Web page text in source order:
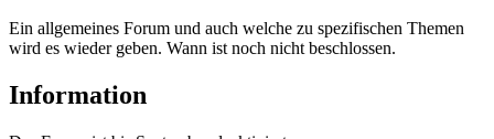
Ein allgemeines Forum und auch welche zu spezifischen Themen
wird es wieder geben. Wann ist noch nicht beschlossen.
Information